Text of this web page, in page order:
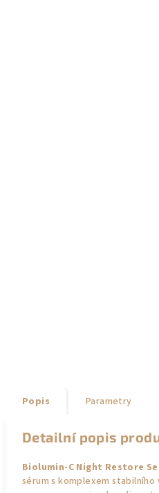
Popis Parametry
Detailní popis
Biolumin-C Night Restore
sérum s komplexem